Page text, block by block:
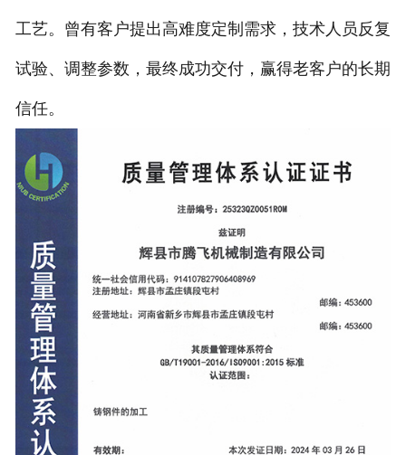
工艺。曾有客户提出高难度定制需求，技术人员反复
试验、调整参数，最终成功交付，赢得老客户的长期
信任。